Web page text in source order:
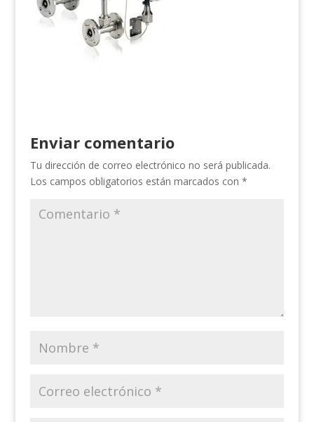
Enviar comentario
Tu dirección de correo electrónico no será publicada.
Los campos obligatorios están marcados con *